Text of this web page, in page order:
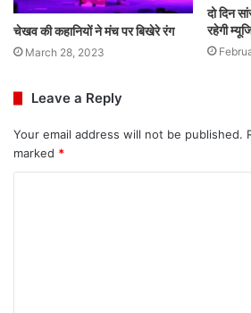
चेखव की कहानियों ने मंच पर बिखेरे रंग
March 28, 2023
दो दिन
रहेगी
Leave a Reply
Your email address will not be published.
marked *